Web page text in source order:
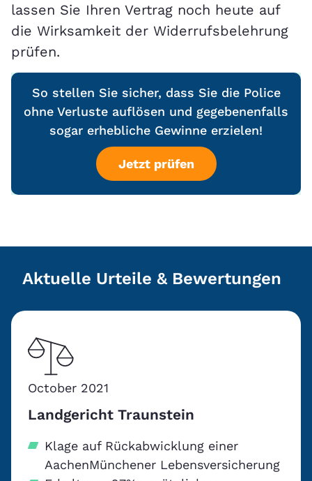
lassen Sie Ihren Vertrag noch heute auf
die Wirksamkeit der Widerrufsbelehrung
prüfen.
So stellen Sie sicher, dass Sie die Police
ohne Verluste auflösen und gegebenenfalls
sogar erhebliche Gewinne erzielen!
Jetzt prüfen
Aktuelle Urteile & Bewertungen
October 2021
Landgericht Traunstein
Klage auf Rückabwicklung einer
AachenMünchener Lebensversicherung